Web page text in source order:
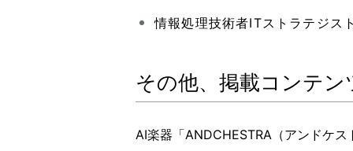
情報処理技術者ITストラテジスト
その他、掲載コンテン
AI楽器「ANDCHESTRA（アンドケス